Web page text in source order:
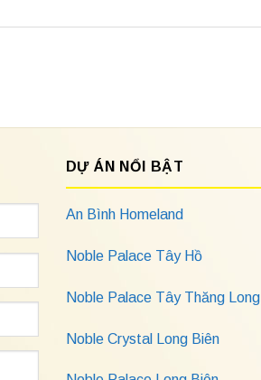
DỰ ÁN NỔI BẬT
An Bình Homeland
Noble Palace Tây Hồ
Noble Palace Tây Thăng Long
Noble Crystal Long Biên